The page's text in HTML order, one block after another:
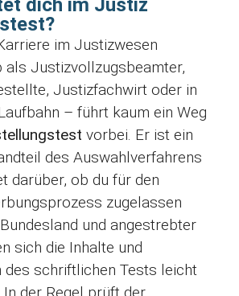
dich im Justiz
im Justizwesen
Justizvollzugsbeamter,
Justizfachwirt oder in
– führt kaum ein Weg
vorbei. Er ist ein
des Auswahlverfahrens
darüber, ob du für den
zugelassen
und angestrebter
sich die Inhalte und
des schriftlichen Tests leicht